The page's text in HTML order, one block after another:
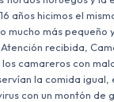
años hicimos el
mucho más pequeño
recibida,
los camareros con
la comida igual,
con un montón de